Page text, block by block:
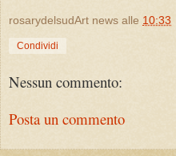
rosarydelsudArt news alle 10:33
Condividi
Nessun commento:
Posta un commento